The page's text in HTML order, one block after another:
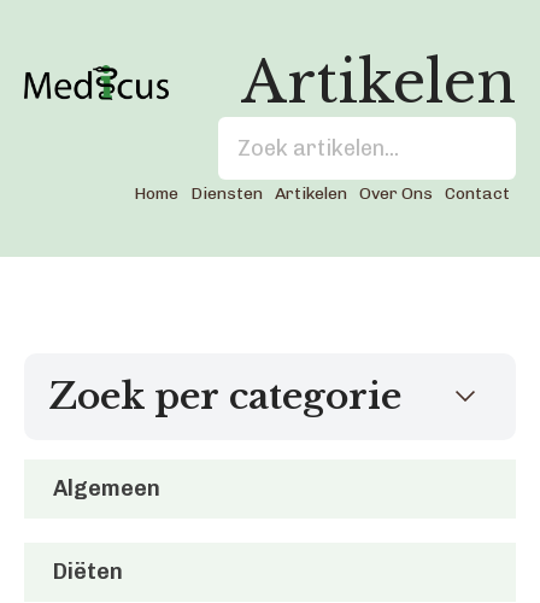
Artikelen
Home Diensten Artikelen Over Ons Contact
Zoek per categorie
Algemeen
Diëten